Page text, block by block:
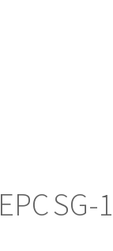
EPCSG-